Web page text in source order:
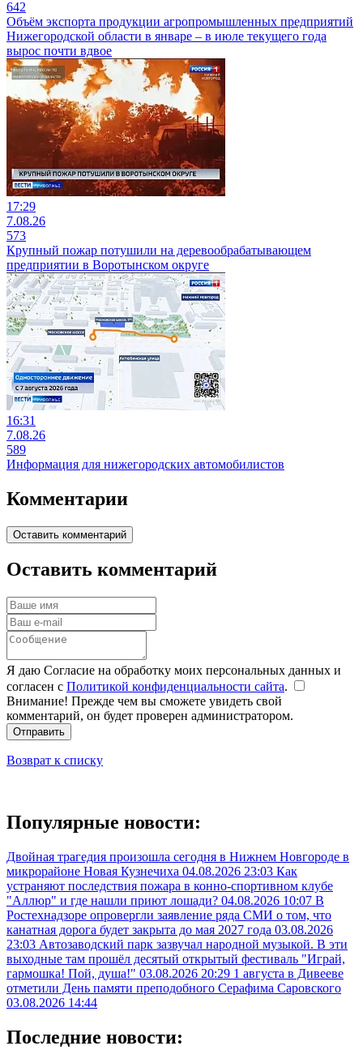
642
Объём экспорта продукции агропромышленных предприятий
Нижегородской области в январе – в июле текущего года
вырос почти вдвое
17:29
7.08.26
573
Крупный пожар потушили на деревообрабатывающем
предприятии в Воротынском округе
16:31
7.08.26
589
Информация для нижегородских автомобилистов
Комментарии
Оставить комментарий
Оставить комментарий
Я даю Согласие на обработку моих персональных данных и
согласен с Политикой конфиденциальности сайта.
Внимание! Прежде чем вы сможете увидеть свой
комментарий, он будет проверен администратором.
Отправить
Возврат к списку
Популярные новости:
Двойная трагедия произошла сегодня в Нижнем Новгороде в
микрорайоне Новая Кузнечиха 04.08.2026 23:03 Как
устраняют последствия пожара в конно-спортивном клубе
"Аллюр" и где нашли приют лошади? 04.08.2026 10:07 В
Ростехнадзоре опровергли заявление ряда СМИ о том, что
канатная дорога будет закрыта до мая 2027 года 03.08.2026
23:03 Автозаводский парк зазвучал народной музыкой. В эти
выходные там прошёл десятый открытый фестиваль "Играй,
гармошка! Пой, душа!" 03.08.2026 20:29 1 августа в Дивееве
отметили День памяти преподобного Серафима Саровского
03.08.2026 14:44
Последние новости: